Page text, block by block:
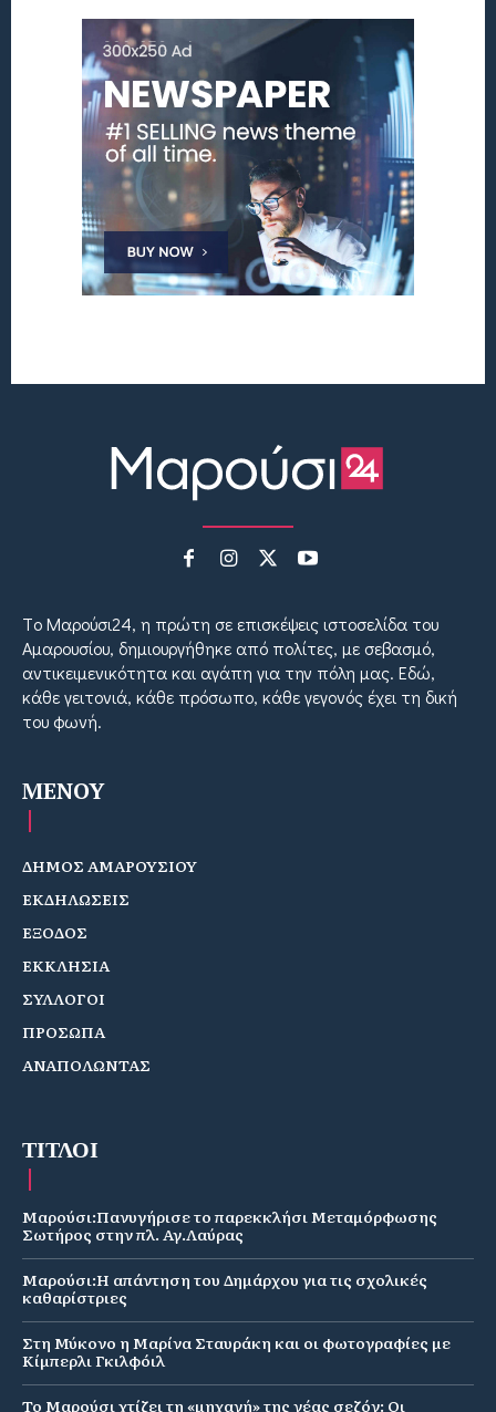
Tο Μαρούσι24, η πρώτη σε επισκέψεις ιστοσελίδα του
Αμαρουσίου, δημιουργήθηκε από πολίτες, με σεβασμό,
αντικειμενικότητα και αγάπη για την πόλη μας. Εδώ,
κάθε γειτονιά, κάθε πρόσωπο, κάθε γεγονός έχει τη δική
του φωνή.
MENOY
ΔΗΜΟΣ ΑΜΑΡΟΥΣΙΟΥ
ΕΚΔΗΛΩΣΕΙΣ
ΕΞΟΔΟΣ
ΕΚΚΛΗΣΙΑ
ΣΥΛΛΟΓΟΙ
ΠΡΟΣΩΠΑ
ΑΝΑΠΟΛΩΝΤΑΣ
ΤΙΤΛΟΙ
Μαρούσι:Πανυγήρισε το παρεκκλήσι Μεταμόρφωσης
Σωτήρος στην πλ. Αγ.Λαύρας
Μαρούσι:Η απάντηση του Δημάρχου για τις σχολικές
καθαρίστριες
Στη Μύκονο η Μαρίνα Σταυράκη και οι φωτογραφίες με
Κίμπερλι Γκιλφόιλ
Το Μαρούσι χτίζει τη «μηχανή» της νέας σεζόν: Οι